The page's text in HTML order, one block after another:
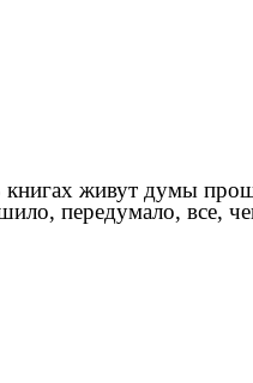
книгах живут думы
передумало, все,